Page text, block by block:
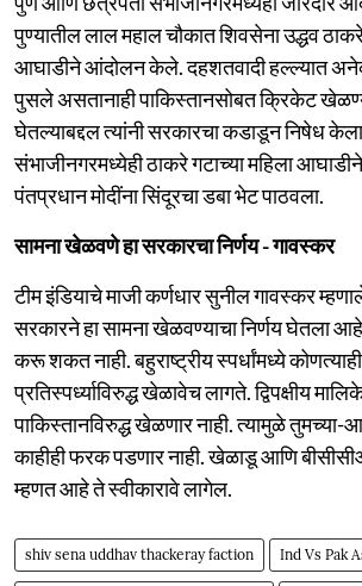
पुण्यातील लाल महाल चौकात शिवसेना उद्धव
आघाडीने आंदोलन केले. दहशतवादी हल्ल्यात
पुसले असतानाही पाकिस्तानसोबत क्रिकेट
घेतल्याबद्दल त्यांनी सरकारचा कडाडून निषेध
संभाजीनगरमध्येही ठाकरे गटाच्या महिला
पंतप्रधान मोदींना सिंदूरचा डबा भेट पाठवला.
सामना खेळवणे हा सरकारचा निर्णय - गावस्कर
टीम इंडियाचे माजी कर्णधार सुनील गावस्कर
सरकारने हा सामना खेळवण्याचा निर्णय घेतला
करू शकत नाही. बहुराष्ट्रीय स्पर्धांमध्ये
प्रतिस्पर्ध्याविरुद्ध खेळावेच लागते. द्विपक्षीय
पाकिस्तानविरुद्ध खेळणार नाही. त्यामुळे तुमच्या-
काहीही फरक पडणार नाही. खेळाडू आणि
म्हणत आहे ते स्वीकारावे लागेल.
shiv sena uddhav thackeray faction Ind Vs Pak